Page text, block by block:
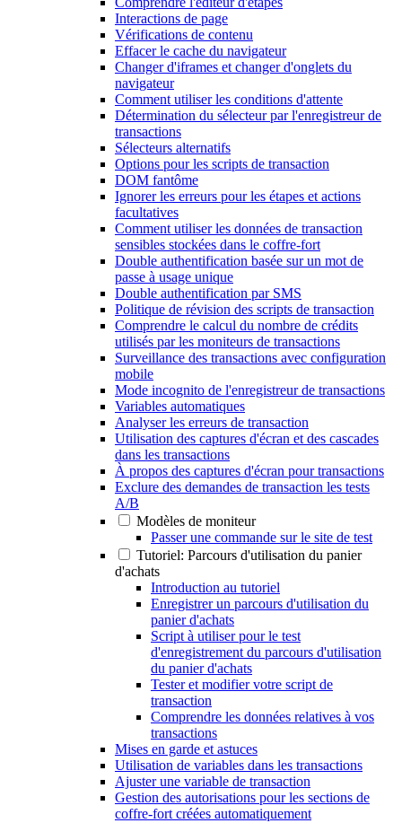
Interactions de page
Vérifications de contenu
Effacer le cache du navigateur
Changer d'iframes et changer d'onglets du
navigateur
Comment utiliser les conditions d'attente
Détermination du sélecteur par l'enregistreur de
transactions
Sélecteurs alternatifs
Options pour les scripts de transaction
DOM fantôme
Ignorer les erreurs pour les étapes et actions
facultatives
Comment utiliser les données de transaction
sensibles stockées dans le coffre-fort
Double authentification basée sur un mot de
passe à usage unique
Double authentification par SMS
Politique de révision des scripts de transaction
Comprendre le calcul du nombre de crédits
utilisés par les moniteurs de transactions
Surveillance des transactions avec configuration
mobile
Mode incognito de l'enregistreur de transactions
Variables automatiques
Analyser les erreurs de transaction
Utilisation des captures d'écran et des cascades
dans les transactions
À propos des captures d'écran pour transactions
Exclure des demandes de transaction les tests
A/B
Modèles de moniteur
Passer une commande sur le site de test
Tutoriel: Parcours d'utilisation du panier
d'achats
Introduction au tutoriel
Enregistrer un parcours d'utilisation du
panier d'achats
Script à utiliser pour le test
d'enregistrement du parcours d'utilisation
du panier d'achats
Tester et modifier votre script de
transaction
Comprendre les données relatives à vos
transactions
Mises en garde et astuces
Utilisation de variables dans les transactions
Ajuster une variable de transaction
Gestion des autorisations pour les sections de
coffre-fort créées automatiquement